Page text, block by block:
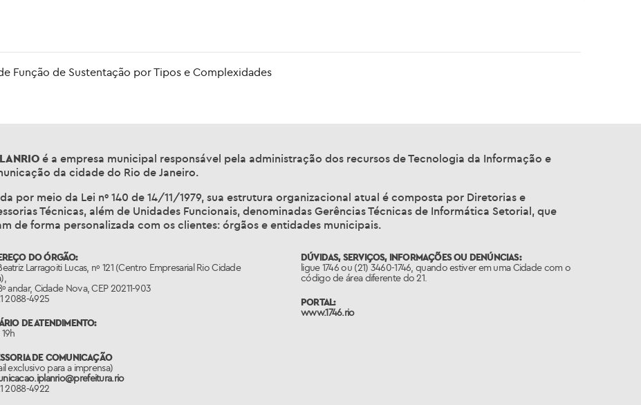
Função de Sustentação por Tipos e Complexidades
é a empresa municipal responsável pela administração dos recursos de Tecnologia da Informação e
da cidade do Rio de Janeiro.
por meio da Lei nº 140 de 14/11/1979, sua estrutura organizacional atual é composta por Diretorias e
Técnicas, além de Unidades Funcionais, denominadas Gerências Técnicas de Informática Setorial, que
de forma personalizada com os clientes: órgãos e entidades municipais.
DO ÓRGÃO:
Larragoiti Lucas, nº 121 (Centro Empresarial Rio Cidade
andar, Cidade Nova, CEP 20211-903
2088-4925
DE ATENDIMENTO:
DE COMUNICAÇÃO
exclusivo para a imprensa)
2088-4922
DÚVIDAS, SERVIÇOS, INFORMAÇÕES OU DENÚNCIAS:
ligue 1746 ou (21) 3460-1746, quando estiver em uma Cidade com o
código de área diferente do 21.
PORTAL:
www.1746.rio